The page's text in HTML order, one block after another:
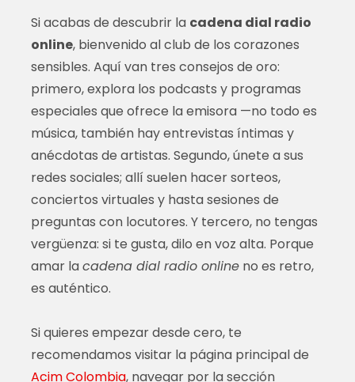
Si acabas de descubrir la cadena dial radio
online, bienvenido al club de los corazones
sensibles. Aquí van tres consejos de oro:
primero, explora los podcasts y programas
especiales que ofrece la emisora —no todo es
música, también hay entrevistas íntimas y
anécdotas de artistas. Segundo, únete a sus
redes sociales; allí suelen hacer sorteos,
conciertos virtuales y hasta sesiones de
preguntas con locutores. Y tercero, no tengas
vergüenza: si te gusta, dilo en voz alta. Porque
amar lacadena dial radio onlineno es retro,
es auténtico.
Si quieres empezar desde cero, te
recomendamos visitar la página principal de
Acim Colombia, navegar por la sección